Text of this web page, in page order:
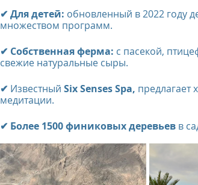
✔ Для детей: обновленный в 2022 году
множеством программ.
✔ Собственная ферма: с пасекой,
свежие натуральные сыры.
✔ Известный Six Senses Spa, предлагает
медитации.
✔ Более 1500 финиковых деревьев в